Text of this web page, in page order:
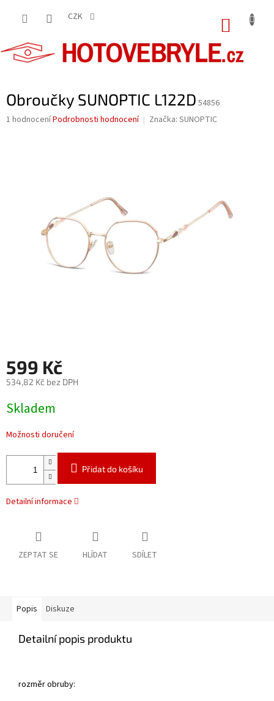
CZK
Obroučky SUNOPTIC L122D 54856
Průměrné
1 hodnoceníPodrobnosti hodnocení Značka: SUNOPTIC
599 Kč
534,82 Kč bez DPH
cena:
Skladem
Možnosti doručení
Přidat do košíku
Detailní informace
ZEPTAT SE HLÍDAT SDÍLET
Popis Diskuze
Detailní popis produktu
rozměr obruby: